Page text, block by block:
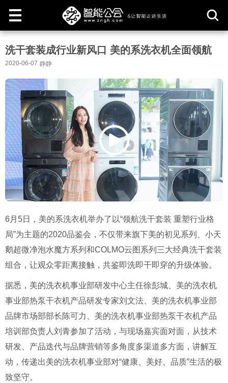
洗干套装成行业新风口 美的系洗衣机全面领航
2020-06-07 静静
6月 5日，美的系洗衣机举办了以“领航洗干套装 重塑行业格
局”为主题的2020品鉴会，不仅带来旗下美的初见系列、小天
鹅超微净泡水魔方系列和COLMO云图系列三大经典洗干套装
组合，让观众零距离接触，共鉴即洗即干即穿的升级体验。
据悉，美的洗衣机事业部研发中心主任徐彭城、美的洗衣机
事业部热泵干衣机产品研发专家刘文法、美的洗衣机事业部
品牌市场部部长陈可力、美的洗衣机事业部热泵干衣机产品
培训部负责人刘青参加了活动，与现场嘉宾面对面，从技术
研发、产品迭代与品牌营销等多角度多渠道多方面，讲解互
动，传递出美的洗衣机事业部对“健康、美好、品质”生活的极
致坚守。